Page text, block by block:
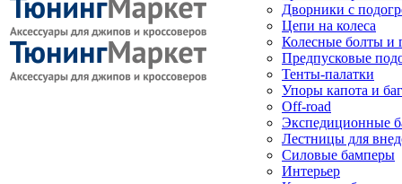
Дворники с
Цепи на колеса
Колесные болты и
Предпусковые
Тенты-палатки
Упоры капота и
Off-road
Экспедиционные
Лестницы для
Силовые бамперы
Интерьер